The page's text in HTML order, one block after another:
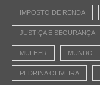
IMPOSTO DE RENDA
JUSTIÇA E SEGURANÇA
MULHER MUNDO
PEDRINA OLIVEIRA